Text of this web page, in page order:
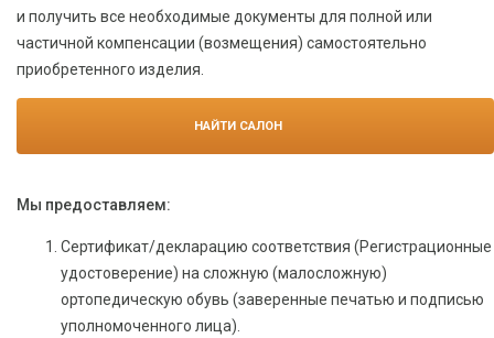
и получить все необходимые документы для полной или
частичной компенсации (возмещения) самостоятельно
приобретенного изделия.
НАЙТИ САЛОН
Мы предоставляем:
Сертификат/декларацию соответствия (Регистрационные
удостоверение) на сложную (малосложную)
ортопедическую обувь (заверенные печатью и подписью
уполномоченного лица).